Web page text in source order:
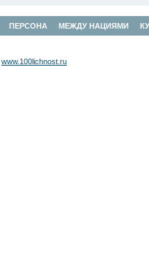
ПЕРСОНА МЕЖДУ НАЦИЯМИ
www.100lichnost.ru